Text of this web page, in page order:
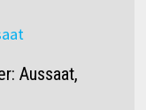
Aussaat,